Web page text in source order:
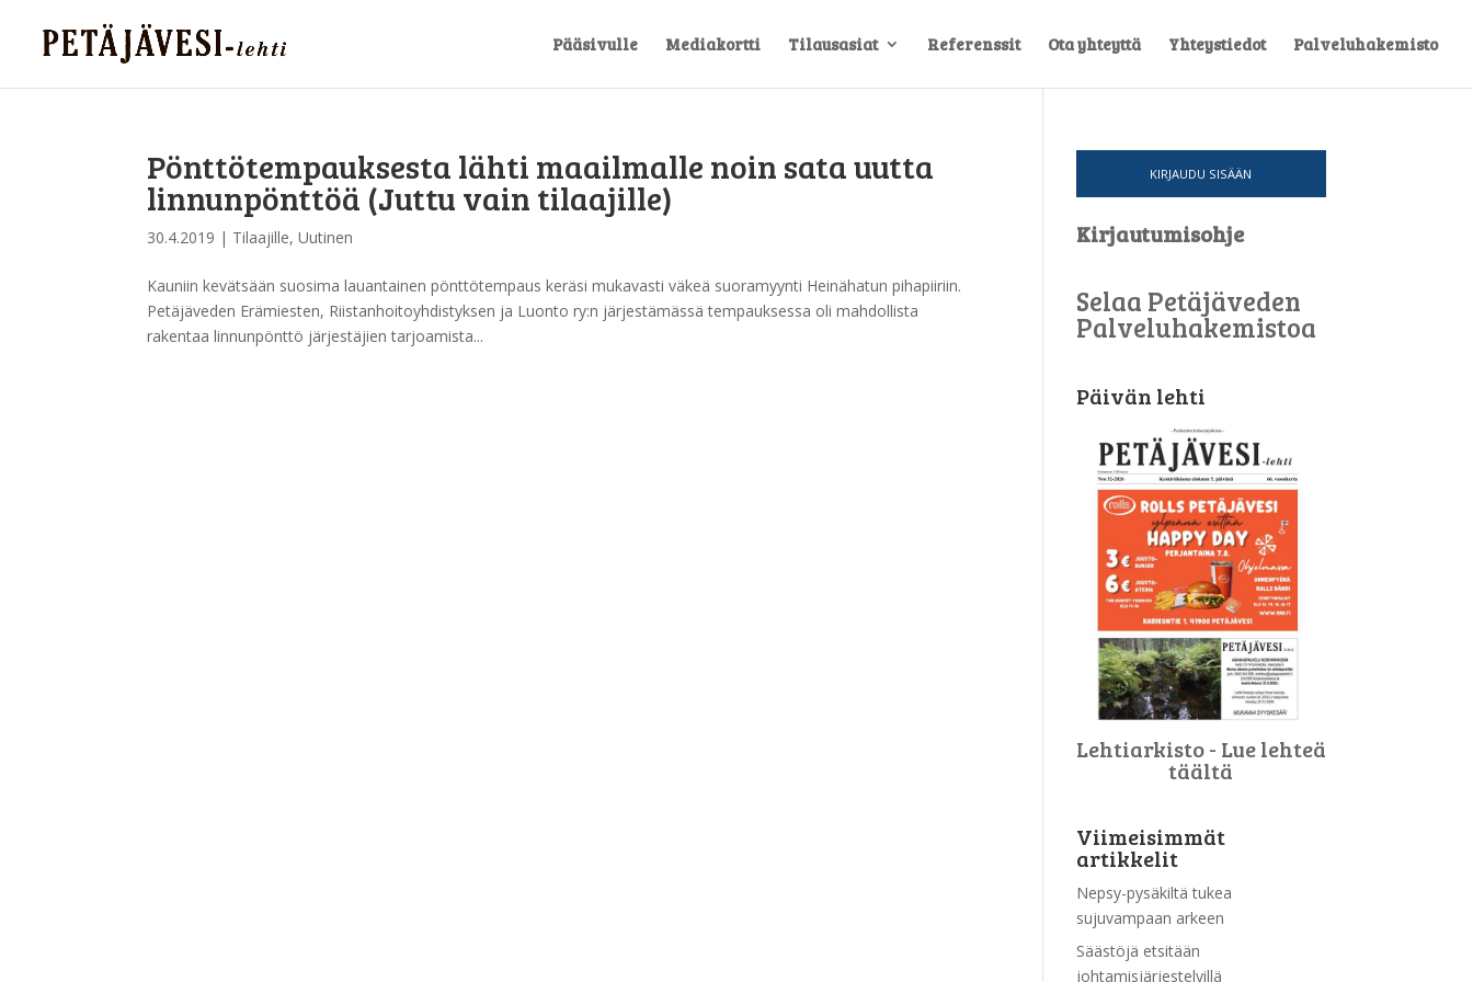
Pääsivulle Mediakortti Tilausasiat Referenssit Ota yhteyttä Yhteystiedot Palveluhakemisto
Pönttötempauksesta lähti maailmalle noin sata uutta
linnunpönttöä (Juttu vain tilaajille)
30.4.2019 | Tilaajille,Uutinen
Kauniin kevätsään suosima lauantainen pönttötempaus keräsi mukavasti väkeä suoramyynti Heinähatun pihapiiriin.
Petäjäveden Erämiesten, Riistanhoitoyhdistyksen ja Luonto ry:n järjestämässä tempauksessa oli mahdollista
rakentaa linnunpönttö järjestäjien tarjoamista...
KIRJAUDU SISÄÄN
Kirjautumisohje
Selaa Petäjäveden
Palveluhakemistoa
Päivän lehti
Lehtiarkisto - Lue lehteä
täältä
Viimeisimmät
artikkelit
Nepsy-pysäkiltä tukea
sujuvampaan arkeen
Säästöjä etsitään
johtamisjärjestelyillä